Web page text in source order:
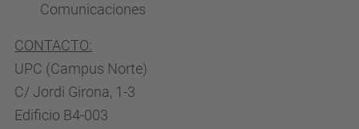
Comunicaciones
CONTACTO:
UPC (Campus Norte)
C/ Jordi Girona, 1-3
Edificio B4-003